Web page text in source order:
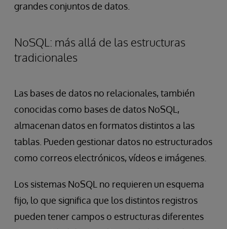
grandes conjuntos de datos.
NoSQL: más allá de las estructuras
tradicionales
Las bases de datos no relacionales, también
conocidas como bases de datos NoSQL,
almacenan datos en formatos distintos a las
tablas. Pueden gestionar datos no estructurados
como correos electrónicos, vídeos e imágenes.
Los sistemas NoSQL no requieren un esquema
fijo, lo que significa que los distintos registros
pueden tener campos o estructuras diferentes